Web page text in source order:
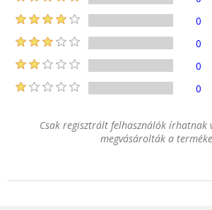
0
0
0
0
Csak regisztrált felhasználók írhatnak
megvásárolták a